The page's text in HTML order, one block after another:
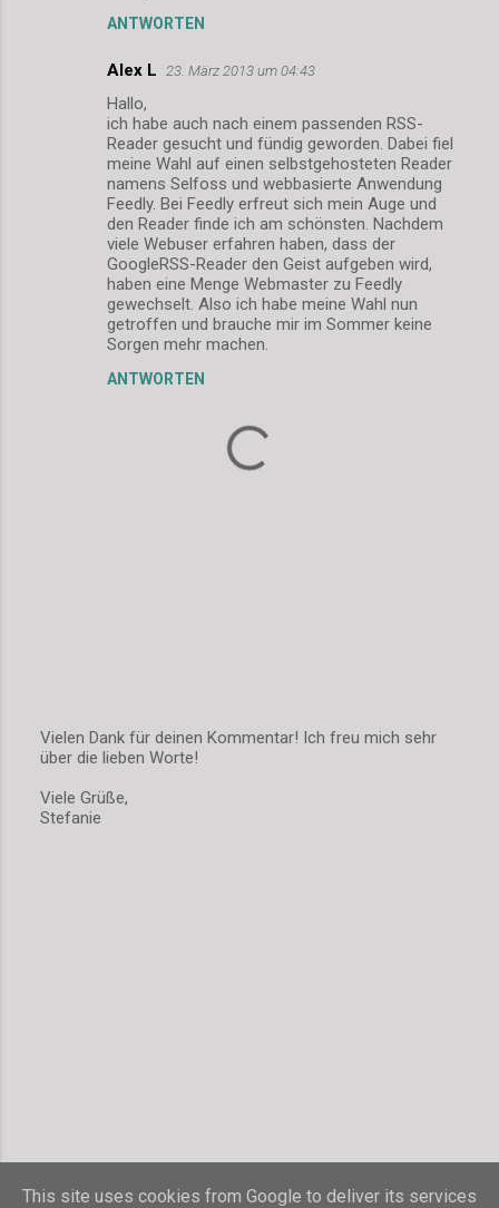
ANTWORTEN
Alex L 23. März 2013 um 04:43
Hallo,
ich habe auch nach einem passenden RSS-
Reader gesucht und fündig geworden. Dabei fiel
meine Wahl auf einen selbstgehosteten Reader
namens Selfoss und webbasierte Anwendung
Feedly. Bei Feedly erfreut sich mein Auge und
den Reader finde ich am schönsten. Nachdem
viele Webuser erfahren haben, dass der
GoogleRSS-Reader den Geist aufgeben wird,
haben eine Menge Webmaster zu Feedly
gewechselt. Also ich habe meine Wahl nun
getroffen und brauche mir im Sommer keine
Sorgen mehr machen.
ANTWORTEN
K
m
m
c
e
Vielen Dank für deinen Kommentar! Ich freu mich sehr
über die lieben Worte!
Viele Grüße,
Stefanie
This site uses cookies from Google to deliver its services